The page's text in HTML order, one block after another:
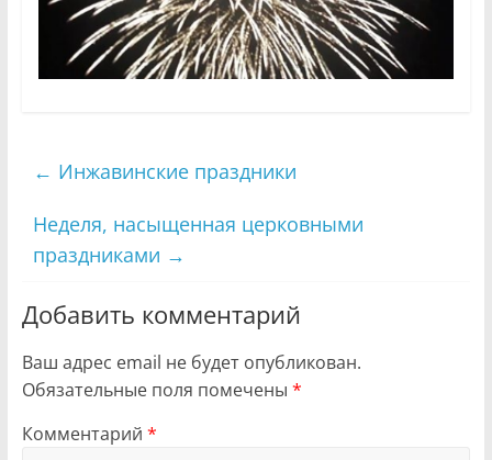
← Инжавинские праздники
Неделя, насыщенная церковными
праздниками →
Добавить комментарий
Ваш адрес email не будет опубликован.
Обязательные поля помечены *
Комментарий *